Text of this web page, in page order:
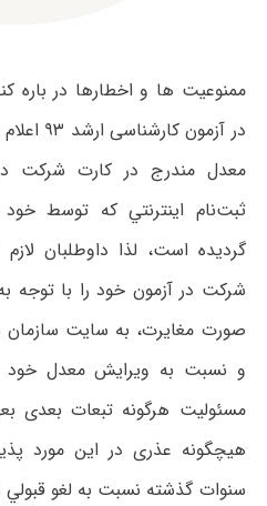
ممنوعیت ها و اخطارها در باره
در
معدل ﻣﻨﺪرج در ﻛﺎرت ﺷﺮﻛﺖ
ﺛﺒﺖﻧﺎم اﻳﻨﺘﺮﻧﺘﻲ ﻛﻪ ﺗﻮﺳﻂ
ﮔﺮدﻳﺪه اﺳﺖ، ﻟﺬا داوﻃﻠﺒﺎن
ﺷﺮﻛﺖ در آزﻣﻮن ﺧﻮد را ﺑﺎ ﺗﻮﺟﻪ
ﺻﻮرت ﻣﻐﺎﻳﺮت، ﺑﻪ ﺳﺎﻳﺖ
و ﻧﺴﺒﺖ ﺑﻪ وﻳﺮاﻳﺶ ﻣﻌﺪل ﺧﻮد
ﻣﺴﺌﻮﻟﻴﺖ ﻫﺮﮔﻮﻧﻪ ﺗﺒﻌﺎت
ﻫﻴﭽﮕﻮﻧﻪ ﻋﺬری در اﻳﻦ ﻣﻮرد
ﺳﻨﻮات ﮔﺬﺷﺘﻪ ﻧﺴﺒﺖ ﺑﻪ ﻟﻐﻮ ﻗﺒﻮﻟﻲ